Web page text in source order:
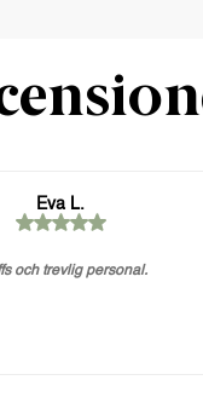
Eva L.
och trevlig personal.